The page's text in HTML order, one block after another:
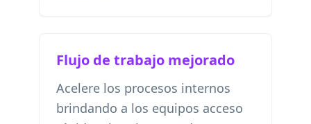
Flujo de trabajo mejorado
Acelere los procesos internos
brindando a los equipos acceso